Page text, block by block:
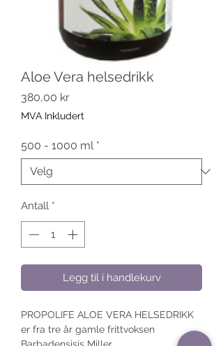
Aloe Vera helsedrikk
380,00 krPris
MVA Inkludert
500 - 1000 ml *
Antall *
Legg til i handlekurv
PROPOLIFE ALOE VERA HELSEDRIKK
er fra tre år gamle frittvoksen